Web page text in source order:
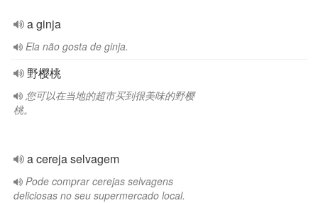
a ginja
Ela não gosta de ginja.
野樱桃
您可以在当地的超市买到很美味的野樱
桃。
a cereja selvagem
Pode comprar cerejas selvagens
deliciosas no seu supermercado local.